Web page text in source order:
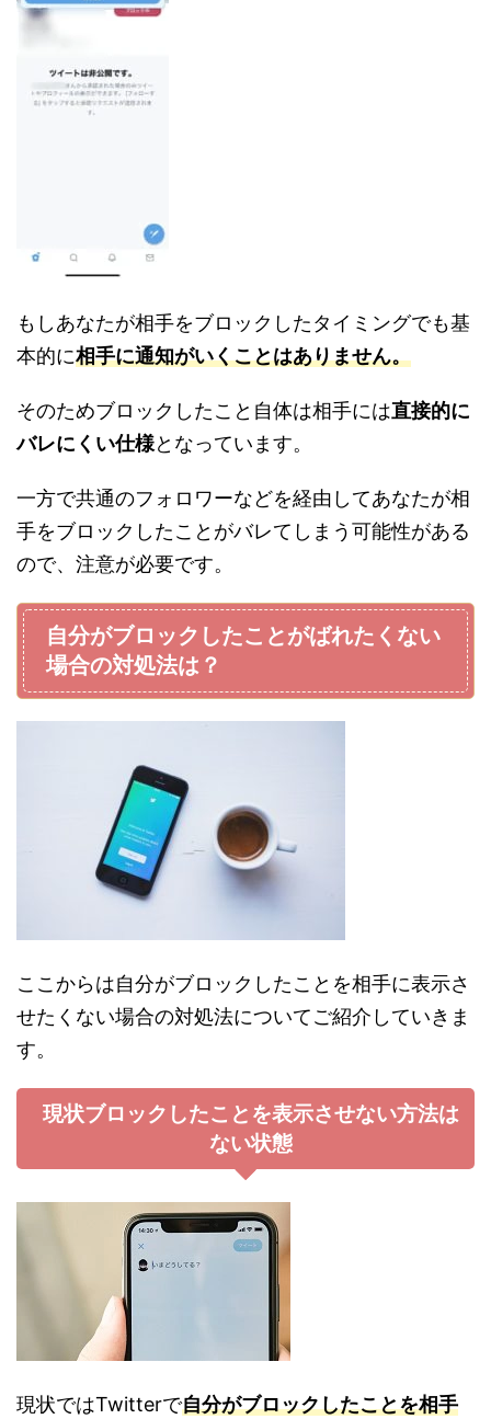
もしあなたが相手をブロックしたタイミングでも基
本的に相手に通知がいくことはありません。
そのためブロックしたこと自体は相手には直接的に
バレにくい仕様となっています。
一方で共通のフォロワーなどを経由してあなたが相
手をブロックしたことがバレてしまう可能性がある
ので、注意が必要です。
自分がブロックしたことがばれたくない
場合の対処法は？
ここからは自分がブロックしたことを相手に表示さ
せたくない場合の対処法についてご紹介していきま
す。
現状ブロックしたことを表示させない方法は
ない状態
現状ではTwitterで自分がブロックしたことを相手